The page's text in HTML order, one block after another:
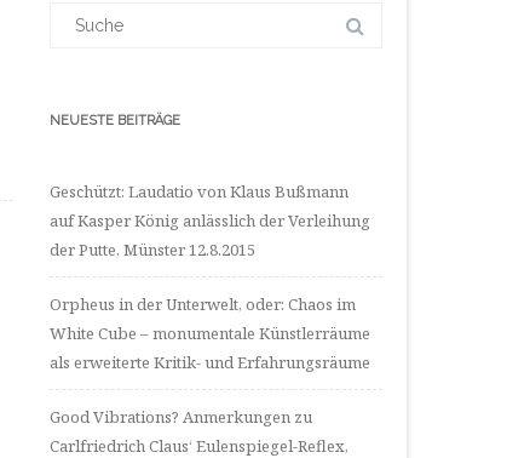
für:
NEUESTE BEITRÄGE
Geschützt: Laudatio von Klaus Bußmann
auf Kasper König anlässlich der Verleihung
der Putte, Münster 12.8.2015
Orpheus in der Unterwelt, oder: Chaos im
White Cube – monumentale Künstlerräume
als erweiterte Kritik- und Erfahrungsräume
Good Vibrations? Anmerkungen zu
Carlfriedrich Claus‘ Eulenspiegel-Reflex,